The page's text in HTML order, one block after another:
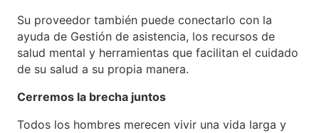
Su proveedor también puede conectarlo con la
ayuda de Gestión de asistencia, los recursos de
salud mental y herramientas que facilitan el cuidado
de su salud a su propia manera.
Cerremos la brecha juntos
Todos los hombres merecen vivir una vida larga y